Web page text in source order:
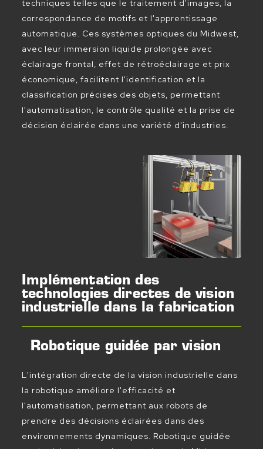
techniques telles que le traitement d'images, la
correspondance de motifs et l'apprentissage
automatique. Ces systèmes optiques du Midwest,
avec leur immersion liquide prolongée avec
éclairage frontal, effet de rétroéclairage et prix
économique, facilitent l'identification et la
classification précises des objets, permettant
l'automatisation, le contrôle qualité et la prise de
décision éclairée dans une variété d'industries.
Implémentation des
technologies directes de vision
industrielle dans la fabrication
Robotique guidée par vision
L'intégration directe de la vision industrielle dans
la robotique améliore l'efficacité et
l'automatisation, permettant aux robots de
prendre des décisions éclairées dans des
environnements dynamiques. Robotique guidée